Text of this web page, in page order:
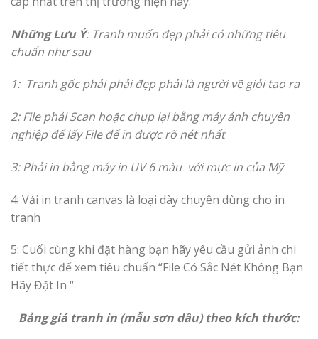
Những Lưu Ý: Tranh muốn đẹp phải có những tiêu
chuẩn như sau
1: Tranh gốc phải phải đẹp phải là người vẽ giỏi tao ra
2: File phải Scan hoặc chụp lại bằng máy ảnh chuyên
nghiệp để lấy File để in được rõ nét nhất
3: Phải in bằng máy in UV 6 màu với mực in của Mỹ
4: Vải in tranh canvas là loại dày chuyên dùng cho in
tranh
5: Cuối cùng khi đặt hàng bạn hãy yêu cầu gửi ảnh chi
tiết thực để xem tiêu chuẩn “File Có Sắc Nét Không Bạn
Hãy Đặt In “
Bảng giá tranh in (mẫu sơn dầu) theo kích thước: